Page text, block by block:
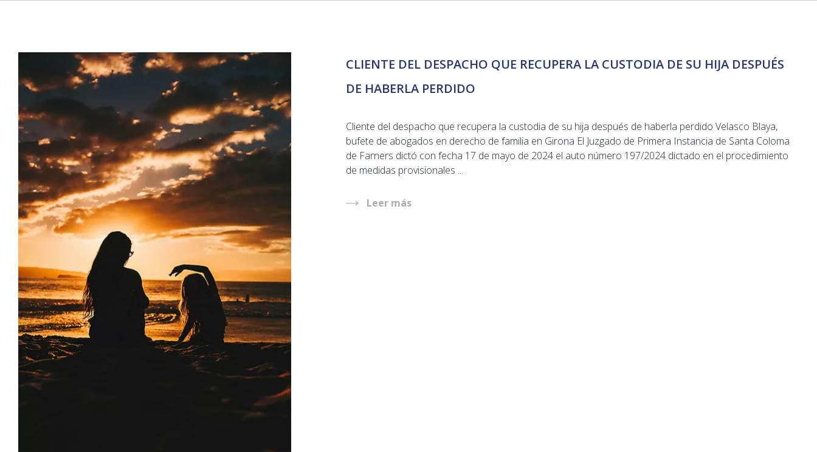
CLIENTE DEL DESPACHO QUE RECUPERA LA CUSTODIA DE SU HIJA DESPUÉS
DE HABERLA PERDIDO
Cliente del despacho que recupera la custodia de su hija después de haberla perdido Velasco Blaya,
bufete de abogados en derecho de familia en Girona El Juzgado de Primera Instancia de Santa Coloma
de Farners dictó con fecha 17 de mayo de 2024 el auto número 197/2024 dictado en el procedimiento
de medidas provisionales ...
Leer más